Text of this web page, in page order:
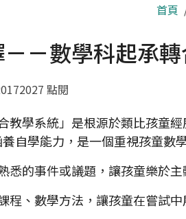
首頁
－數學科起承
2027 點閱
學系統」是根源於類比孩童經
自學能力，是一個重視孩童數
的事件或議題，讓孩童樂於主
、數學方法，讓孩童在嘗試中